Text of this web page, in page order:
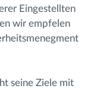
Eingestellten
wir empfelen
seine Ziele mit